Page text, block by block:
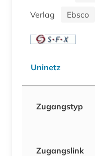
Verlag
Ebsco
Uninetz
Zugangstyp
Zugangslink